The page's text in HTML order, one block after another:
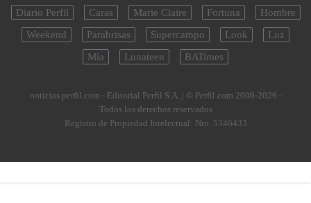
Diario Perfil Caras Marie Claire Fortuna
Hombre
Weekend
Parabrisas Supercampo Look
Luz
Mía
Lunateen BATimes
noticias.perfil.com - Editorial Perfil S.A. | © Perfil.com 2006-2026 -
Todos los derechos reservados
Registro de Propiedad Intelectual: Nro. 5346433